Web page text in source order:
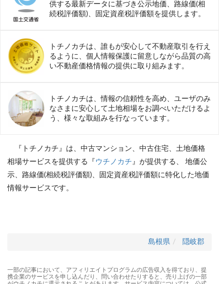
供する最新データに基づき公示地価、路線価(相
続税評価額)、固定資産税評価額を提供します。
トチノカチは、誰もが安心して不動産取引を行え
るように、個人情報保護に留意しながら品質の高
い不動産価格情報の提供に取り組みます。
トチノカチは、情報の信頼性を高め、ユーザのみ
なさまに安心して土地相場をお調べいただけるよ
う、様々な取組みを行なっています。
『トチノカチ』は、中古マンション、中古住宅、土地価格
相場サービスを提供する『 ウチノカチ 』が提供する、 地価公
示、路線価(相続税評価額)、固定資産税評価額に特化した地価
情報サービスです。
島根県 隠岐郡
一部の記事において、アフィリエイトプログラムの広告収入を得ており、提
携企業のサービスを申し込んだり、問い合わせたりすると、売り上げの一部